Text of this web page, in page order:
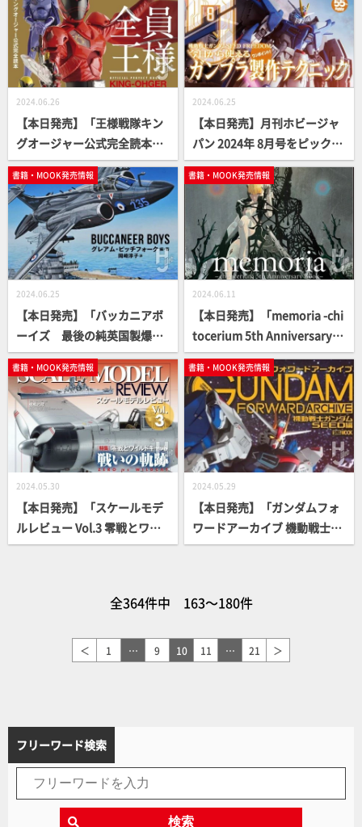
2024.06.26
【本日発売】「王様戦隊キン
グオージャー公式完全読本」
【スーパー戦隊】
2024.06.25
【本日発売】月刊ホビージャ
パン 2024年 8月号をピックア
ップ！
書籍・MOOK発売情報
2024.06.25
【本日発売】「バッカニアボ
ーイズ 最後の純英国製爆撃
機を飛ばした男たちの物語」
【軍事選書シリーズ】
書籍・MOOK発売情報
2024.06.11
【本日発売】「memoria -chi
tocerium 5th Anniversary B
ook-」【5周年記念】
書籍・MOOK発売情報
2024.05.30
【本日発売】「スケールモデ
ルレビュー Vol.3 零戦とワイ
ルドキャット」【スケールモ
書籍・MOOK発売情報
2024.05.29
【本日発売】「ガンダムフォ
ワードアーカイブ 機動戦士ガ
ンダムSEED編」
全364件中 163～180件
＜ 1 … 9 10 11 … 21 ＞
フリーワード検索
検索